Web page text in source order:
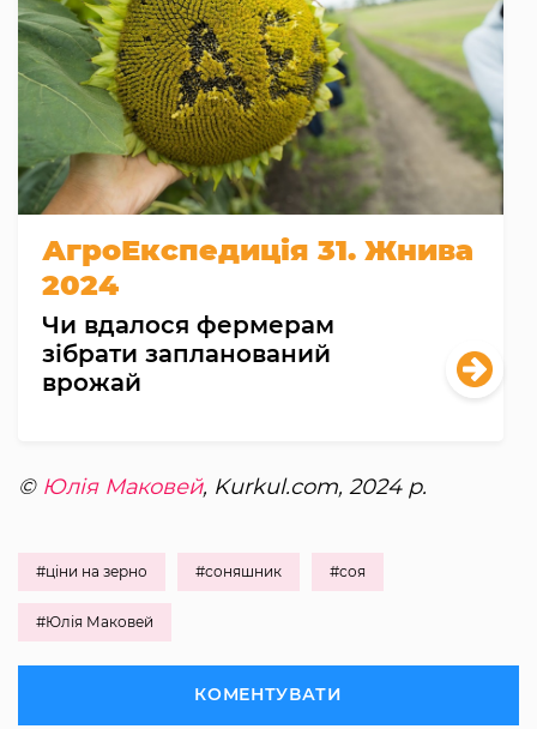
АгроЕкспедиція 31. Жнива
2024
Чи вдалося фермерам
зібрати запланований
врожай
© Юлія Маковей, Kurkul.com, 2024 р.
#ціни на зерно #соняшник #соя
#Юлія Маковей
КОМЕНТУВАТИ